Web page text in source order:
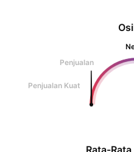
Penjualan
Penjualan Kuat
Rata-